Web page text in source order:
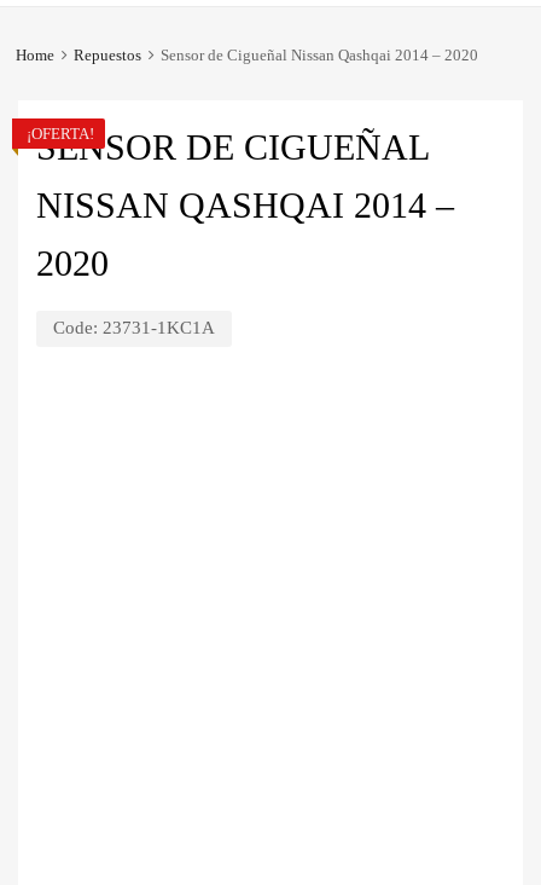
Home Repuestos Sensor de Cigueñal Nissan Qashqai 2014 – 2020
SENSOR DE CIGUEÑAL
NISSAN QASHQAI 2014 –
2020
Code: 23731-1KC1A
¡OFERTA!